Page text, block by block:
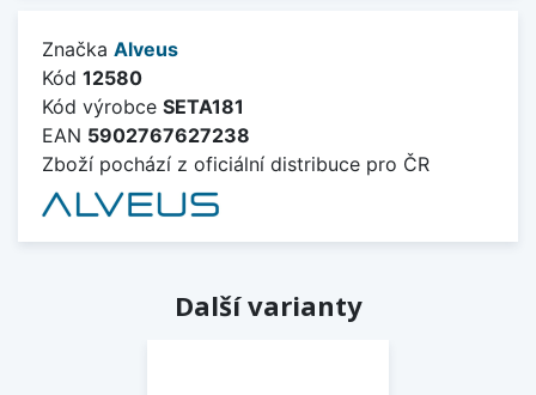
Značka Alveus
Kód 12580
Kód výrobce SETA181
EAN 5902767627238
Zboží pochází z oficiální distribuce pro ČR
Další varianty